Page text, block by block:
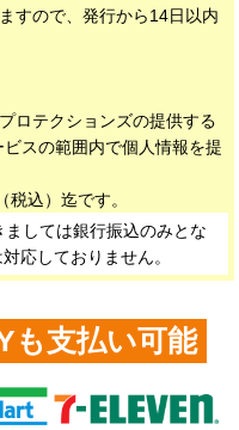
すので、発行から14日以内
ロテクションズの提供する
スの範囲内で個人情報を提
込）迄です。
しては銀行振込のみとな
応しておりません。
も支払い可能